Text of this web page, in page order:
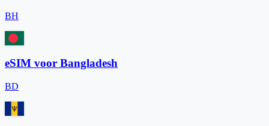
BH
eSIM voor Bangladesh
BD